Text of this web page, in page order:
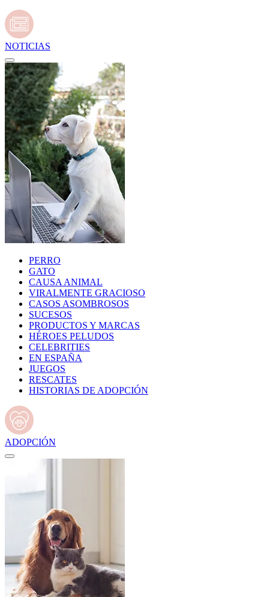
NOTICIAS
PERRO
GATO
CAUSA ANIMAL
VIRALMENTE GRACIOSO
CASOS ASOMBROSOS
SUCESOS
PRODUCTOS Y MARCAS
HÉROES PELUDOS
CELEBRITIES
EN ESPAÑA
JUEGOS
RESCATES
HISTORIAS DE ADOPCIÓN
ADOPCIÓN